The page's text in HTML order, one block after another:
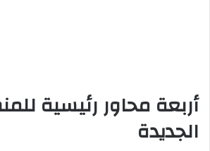
أربعة محاور رئيسية
الجديدة